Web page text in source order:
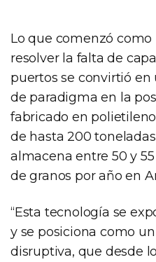
Lo que comenzó
resolver la falta de
puertos se convirtió
de paradigma en la
fabricado en
de hasta 200
almacena entre 50 y
de granos por año en
“Esta tecnología se
y se posiciona como
disruptiva, que desde